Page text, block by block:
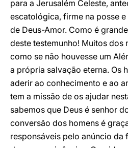
para a Jerusalém Celeste,
escatológica, firme na posse
de Deus-Amor. Como é
deste testemunho! Muitos dos
como se não houvesse um
a própria salvação eterna. Os
aderir ao conhecimento e ao
tem a missão de os ajudar
sabemos que Deus é senhor
conversão dos homens é
responsáveis pelo anúncio da